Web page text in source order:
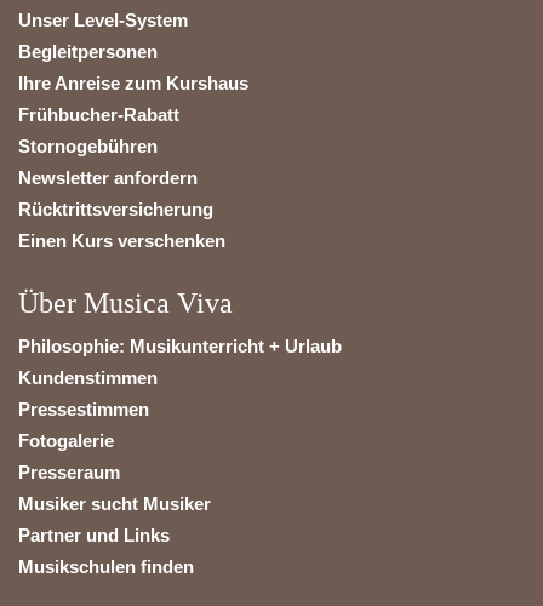
Unser Level-System
Begleitpersonen
Ihre Anreise zum Kurshaus
Frühbucher-Rabatt
Stornogebühren
Newsletter anfordern
Rücktrittsversicherung
Einen Kurs verschenken
Über Musica Viva
Philosophie: Musikunterricht + Urlaub
Kundenstimmen
Pressestimmen
Fotogalerie
Presseraum
Musiker sucht Musiker
Partner und Links
Musikschulen finden